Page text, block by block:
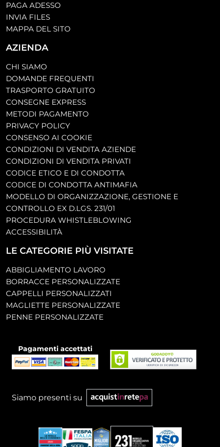
PAGA ADESSO
INVIA FILES
MAPPA DEL SITO
AZIENDA
CHI SIAMO
DOMANDE FREQUENTI
TRASPORTO GRATUITO
CONSEGNE EXPRESS
METODI PAGAMENTO
PRIVACY POLICY
CONSENSO AI COOKIE
CONDIZIONI DI VENDITA AZIENDE
CONDIZIONI DI VENDITA PRIVATI
CODICE ETICO E DI CONDOTTA
CODICE DI CONDOTTA ANTIMAFIA
MODELLO DI ORGANIZZAZIONE, GESTIONE E
CONTROLLO EX D.LGS. 231/01
PROCEDURA WHISTLEBLOWING
ACCESSIBILITÀ
LE CATEGORIE PIÙ VISITATE
ABBIGLIAMENTO LAVORO
BORRACCE PERSONALIZZATE
CAPPELLI PERSONALIZZATI
MAGLIETTE PERSONALIZZATE
PENNE PERSONALIZZATE
Pagamenti accettati
Siamo presenti su